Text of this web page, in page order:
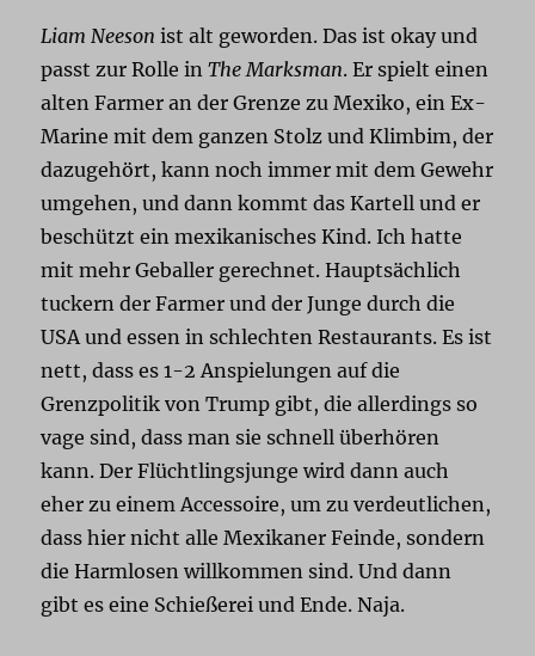
Liam Neeson ist alt geworden. Das ist okay und
passt zur Rolle inThe Marksman. Er spielt einen
alten Farmer an der Grenze zu Mexiko, ein Ex-
Marine mit dem ganzen Stolz und Klimbim, der
dazugehört, kann noch immer mit dem Gewehr
umgehen, und dann kommt das Kartell und er
beschützt ein mexikanisches Kind. Ich hatte
mit mehr Geballer gerechnet. Hauptsächlich
tuckern der Farmer und der Junge durch die
USA und essen in schlechten Restaurants. Es ist
nett, dass es 1-2 Anspielungen auf die
Grenzpolitik von Trump gibt, die allerdings so
vage sind, dass man sie schnell überhören
kann. Der Flüchtlingsjunge wird dann auch
eher zu einem Accessoire, um zu verdeutlichen,
dass hier nicht alle Mexikaner Feinde, sondern
die Harmlosen willkommen sind. Und dann
gibt es eine Schießerei und Ende. Naja.